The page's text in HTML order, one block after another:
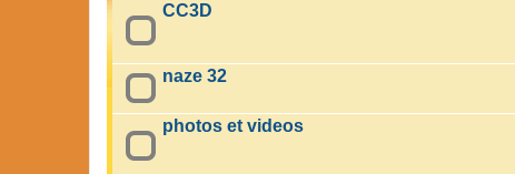
CC3D
naze 32
photos et videos